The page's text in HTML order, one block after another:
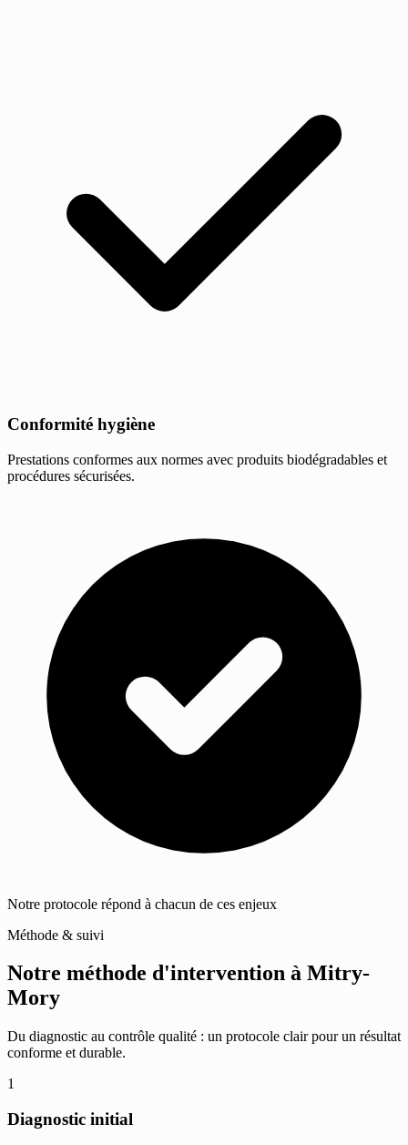
Conformité hygiène
Prestations conformes aux normes avec produits biodégradables et
procédures sécurisées.
Notre protocole répond à chacun de ces enjeux
Méthode & suivi
Notre méthode d'intervention à Mitry-
Mory
Du diagnostic au contrôle qualité : un protocole clair pour un résultat
conforme et durable.
1
Diagnostic initial